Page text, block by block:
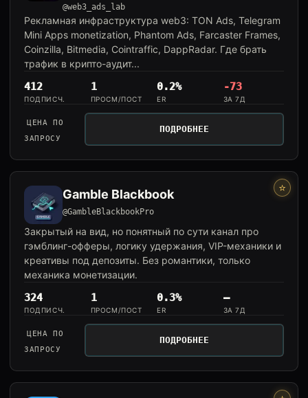
@web3_ads_lab
Рекламная инфраструктура web3: TON Ads, Telegram
Mini Apps monetization, Phantom Ads, Farcaster Frames,
Coinzilla, Bitmedia, Cointraffic, DappRadar. Где брать
трафик в крипто-аудит...
412
ПОДПИСЧ.
1
ПРОСМ/ПОСТ
0.2%
ER
-73
ЗА 7Д
ЦЕНА ПО
ЗАПРОСУ
ПОДРОБНЕЕ
⭐
Gamble Blackbook
@GambleBlackbookPro
Закрытый на вид, но понятный по сути канал про
гэмблинг-офферы, логику удержания, VIP-механики и
креативы под депозиты. Без романтики, только
механика монетизации.
324
ПОДПИСЧ.
1
ПРОСМ/ПОСТ
0.3%
ER
—
ЗА 7Д
ЦЕНА ПО
ЗАПРОСУ
ПОДРОБНЕЕ